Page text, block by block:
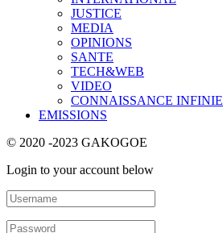
JUSTICE
MEDIA
OPINIONS
SANTE
TECH&WEB
VIDEO
CONNAISSANCE INFINIE
EMISSIONS
© 2020 -2023 GAKOGOE
Login to your account below